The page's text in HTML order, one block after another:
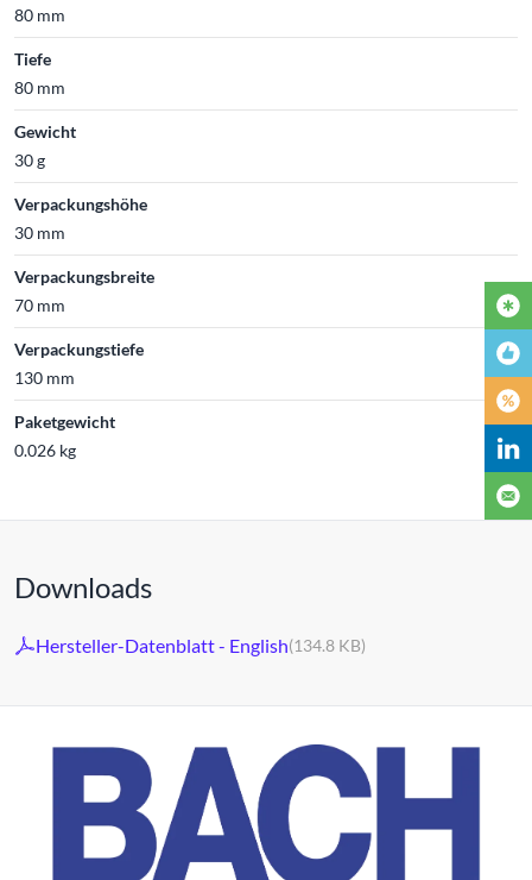
80 mm
Tiefe
80 mm
Gewicht
30 g
Verpackungshöhe
30 mm
Verpackungsbreite
70 mm
Verpackungstiefe
130 mm
Paketgewicht
0.026 kg
Downloads
Hersteller-Datenblatt - English(134.8 KB)